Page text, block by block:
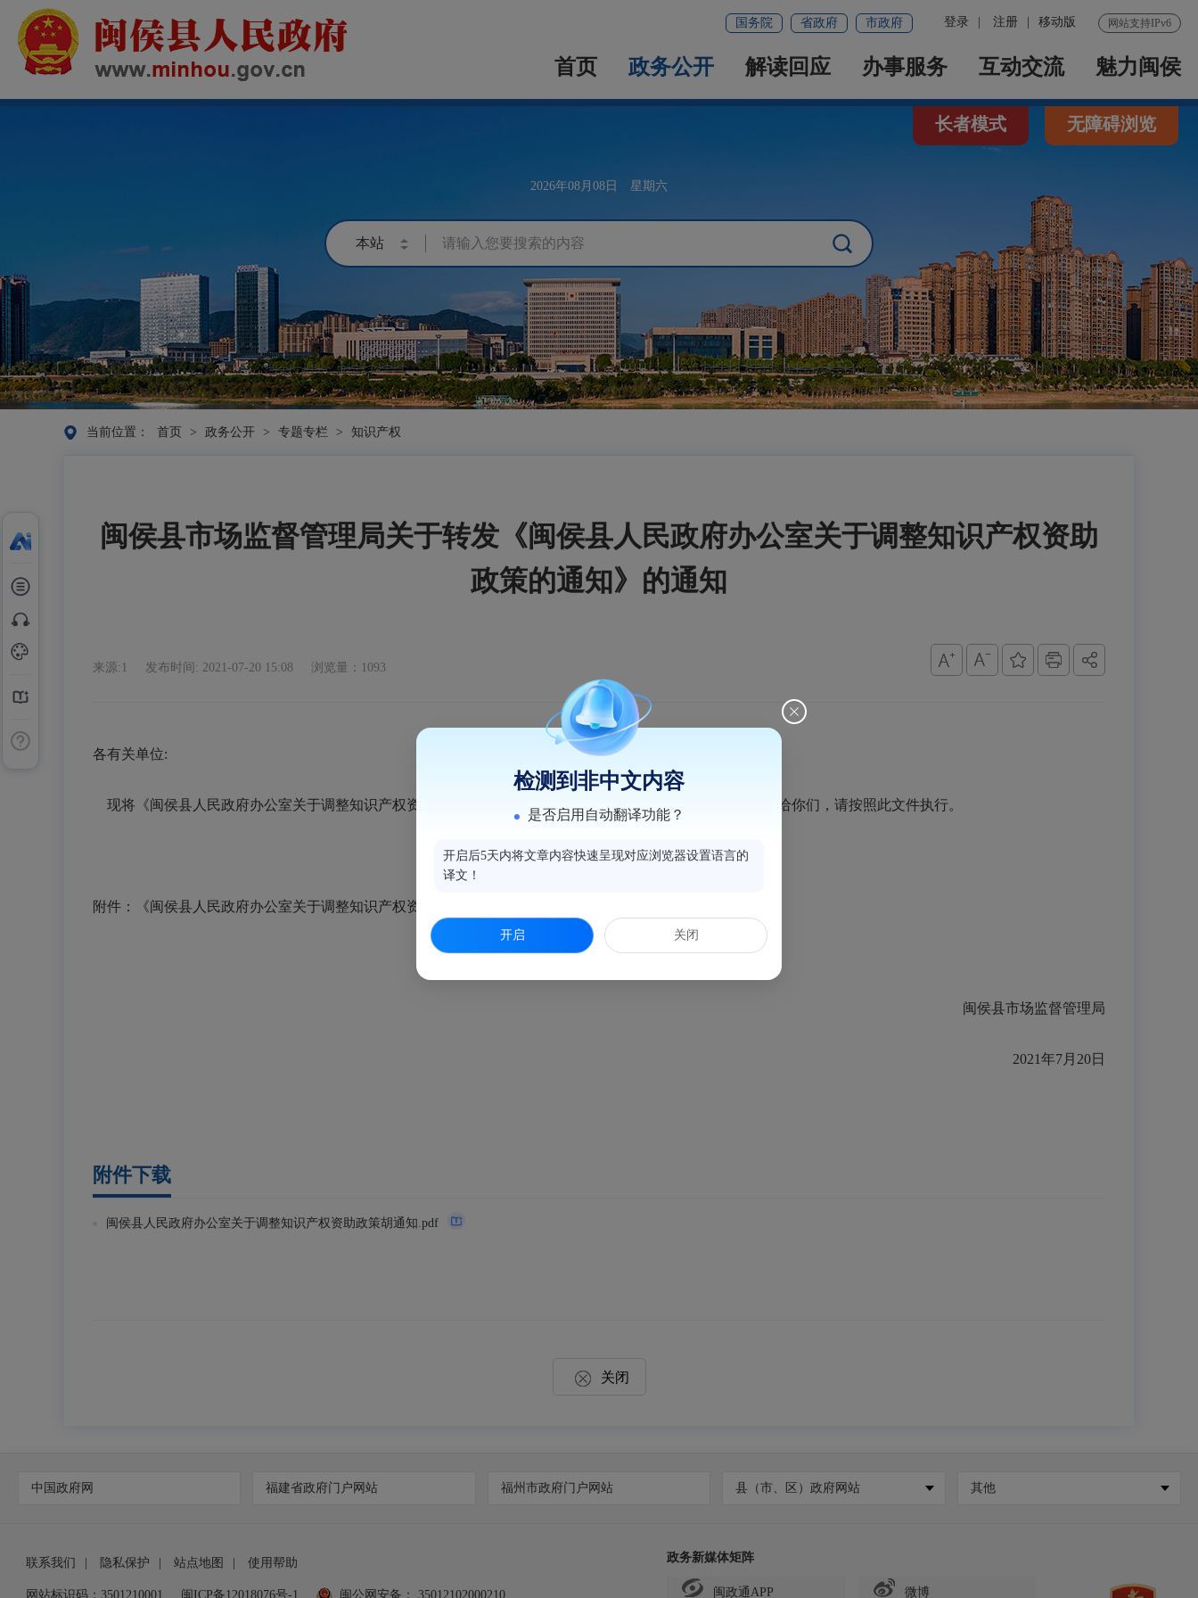
网站支持IPv6
登录 注册 移动版
国务院 省政府 市政府
首页 政务公开 解读回应 办事服务 互动交流 魅力闽侯
2026年08月08日 星期六
长者模式 无障碍浏览
当前位置： 首页 > 政务公开 > 专题专栏 > 知识产权
闽侯县市场监督管理局关于转发《闽侯县人民政府办公室关于调整知识产权资助
政策的通知》的通知
来源:1 发布时间: 2021-07-20 15:08 浏览量：1093
各有关单位:
现将《闽侯县人民政府办公室关于调整知识产权资助政策的通知》（侯政办【2021】68号）（见附件）转发给你们， 请按照此文件执行。
附件：《闽侯县人民政府办公室关于调整知识产权资助政策的通知》
闽侯县市场监督管理局
2021年7月20日
附件下载
闽侯县人民政府办公室关于调整知识产权资助政策胡通知.pdf
关闭
中国政府网 福建省政府门户网站 福州市政府门户网站 县（市、区）政府网站 其他
联系我们 隐私保护 站点地图 使用帮助
网站标识码：3501210001 闽ICP备12018076号-1 闽公网安备： 35012102000210
政务新媒体矩阵
闽政通APP 微博
检测到非中文内容
是否启用自动翻译功能？
开启后5天内将文章内容快速呈现对应浏览器设置语言的
译文！
开启 关闭